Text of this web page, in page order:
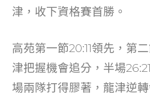
津，收下資格賽首勝。
高苑第一節20:11領先，第
津把握機會追分，半場
場兩隊打得膠著，龍津逆